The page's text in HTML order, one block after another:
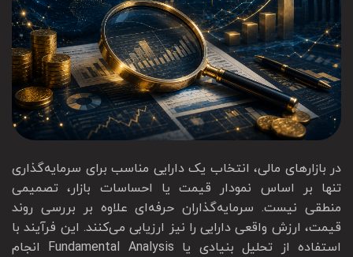
در بازارهای مالی، انتخاب یک دارایی مناسب برای سرمایه‌گذاری
تنها بر اساس نمودار قیمت یا احساسات بازار، تصمیمی
منطقی نیست. سرمایه‌گذاران حرفه‌ای علاوه بر بررسی روند
قیمت، ارزش واقعی دارایی را نیز ارزیابی می‌کنند. این فرآیند با
استفاده از تحلیل بنیادی یا Fundamental Analysis انجام